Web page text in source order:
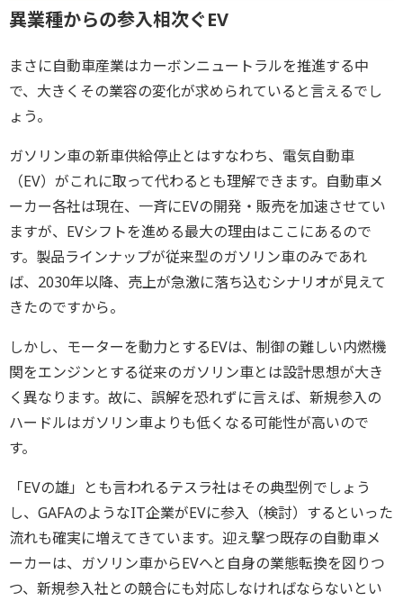
異業種からの参入相次ぐEV
まさに自動車産業はカーボンニュートラルを推進する中
で、大きくその業容の変化が求められていると言えるでし
ょう。
ガソリン車の新車供給停止とはすなわち、電気自動車
（EV）がこれに取って代わるとも理解できます。自動車メ
ーカー各社は現在、一斉にEVの開発・販売を加速させてい
ますが、EVシフトを進める最大の理由はここにあるので
す。製品ラインナップが従来型のガソリン車のみであれ
ば、2030年以降、売上が急激に落ち込むシナリオが見えて
きたのですから。
しかし、モーターを動力とするEVは、制御の難しい内燃機
関をエンジンとする従来のガソリン車とは設計思想が大き
く異なります。故に、誤解を恐れずに言えば、新規参入の
ハードルはガソリン車よりも低くなる可能性が高いので
す。
「EVの雄」とも言われるテスラ社はその典型例でしょう
し、GAFAのようなIT企業がEVに参入（検討）するといった
流れも確実に増えてきています。迎え撃つ既存の自動車メ
ーカーは、ガソリン車からEVへと自身の業態転換を図りつ
つ、新規参入社との競合にも対応しなければならないとい